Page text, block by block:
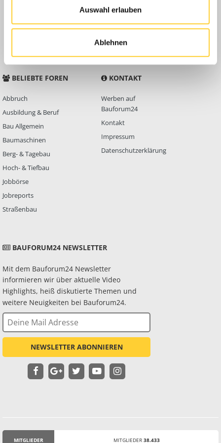
Auswahl erlauben
Ablehnen
Anleitungen
FAQ
Community Regeln
BELIEBTE FOREN
Abbruch
Ausbildung & Beruf
Bau Allgemein
Baumaschinen
Berg- & Tagebau
Hoch- & Tiefbau
Jobbörse
Jobreports
Straßenbau
KONTAKT
Werben auf
Bauforum24
Kontakt
Impressum
Datenschutzerklärung
BAUFORUM24 NEWSLETTER
Mit dem Bauforum24 Newsletter
informieren wir über aktuelle Video
Highlights, heiß diskutierte Themen und
weitere Neuigkeiten bei Bauforum24.
NEWSLETTER ABONNIEREN
MITGLIEDER MITGLIEDER 38.433